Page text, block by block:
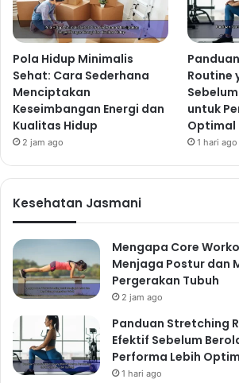
Pola Hidup Minimalis
Sehat: Cara Sederhana
Menciptakan
Keseimbangan Energi dan
Kualitas Hidup
2 jam ago
Routine
untuk
Optimal
1 hari ago
Kesehatan Jasmani
Mengapa Core
Menjaga Postur dan
Pergerakan Tubuh
2 jam ago
Panduan Stretching
Efektif Sebelum
Performa Lebih
1 hari ago